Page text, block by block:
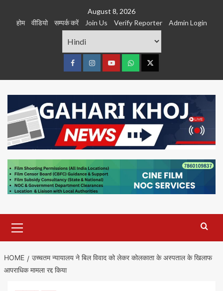
August 8, 2026
होम
वीडियो सम्पर्क करें Join Us Verify Reporter Admin Login
FacebookInstagramyoutubeWhatsTwitter
Menu
HOME
उच्चतम न्यायालय ने बिल विवाद को लेकर कोलकाता के अस्पताल के खिलाफ
आपराधिक मामला रद्द किया